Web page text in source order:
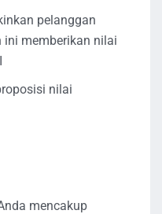
pelanggan
ini memberikan nilai
nilai
mencakup